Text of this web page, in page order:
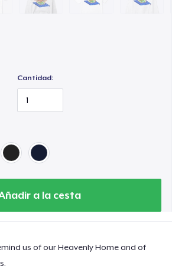
Cantidad:
a la cesta
us of our Heavenly Home and of
Sleeve Tee